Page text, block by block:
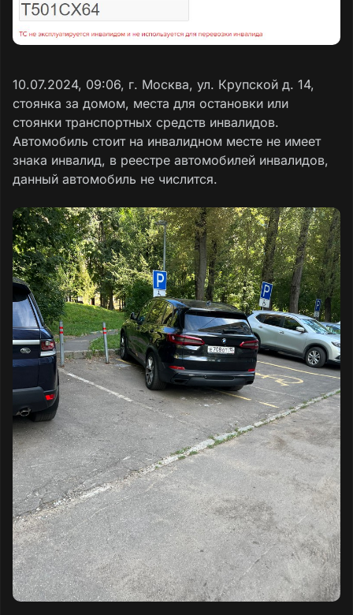
10.07.2024, 09:06, г. Москва, ул. Крупской д. 14,
стоянка за домом, места для остановки или
стоянки транспортных средств инвалидов.
Автомобиль стоит на инвалидном месте не имеет
знака инвалид, в реестре автомобилей инвалидов,
данный автомобиль не числится.